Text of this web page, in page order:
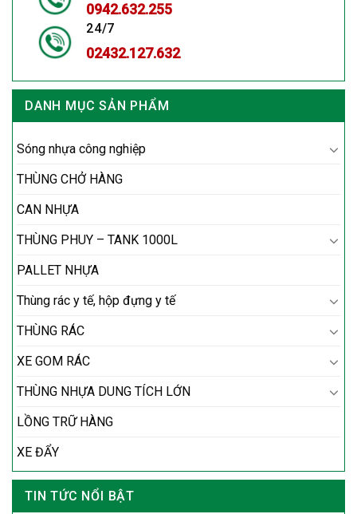
0942.632.255
24/7
02432.127.632
DANH MỤC SẢN PHẨM
Sóng nhựa công nghiệp
THÙNG CHỞ HÀNG
CAN NHỰA
THÙNG PHUY – TANK 1000L
PALLET NHỰA
Thùng rác y tế, hộp đựng y tế
THÙNG RÁC
XE GOM RÁC
THÙNG NHỰA DUNG TÍCH LỚN
LỒNG TRỮ HÀNG
XE ĐẨY
TIN TỨC NỔI BẬT